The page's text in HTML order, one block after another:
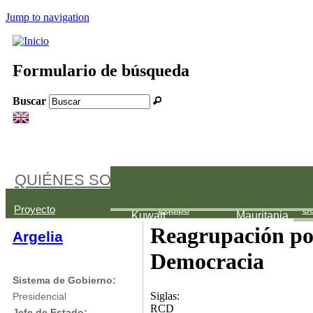
Jump to navigation
Formulario de búsqueda
Buscar
Reagrupación
Democracia
Siglas:
RCD
QUIÉNES SOMOS
Proyecto Equipo
Kuwait
Mauritania
Argelia
Sistema de Gobierno:
Presidencial